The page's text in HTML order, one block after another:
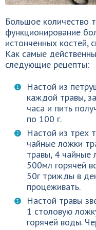
Большое количество
функционирование
истонченных костей,
Как самые
следующие рецепты:
Настой из
каждой травы,
часа и пить
по 100 г.
Настой из трех
чайные ложки
травы, 4 чайные
500мл горячей
50г трижды в
процеживать.
Настой травы
1 столовую
горячей воды.